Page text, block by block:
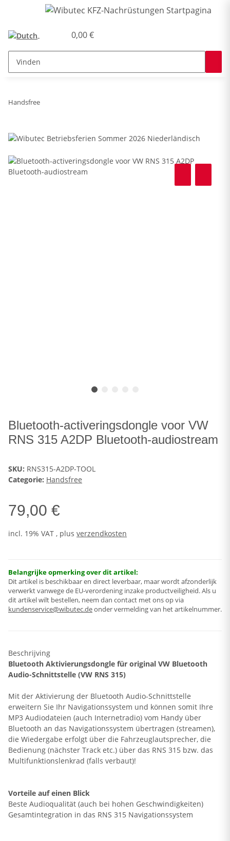
0,00 €
Handsfree
Bluetooth-activeringsdongle voor VW
RNS 315 A2DP Bluetooth-audiostream
SKU: RNS315-A2DP-TOOL
Categorie: Handsfree
79,00 €
incl. 19% VAT , plus verzendkosten
Belangrijke opmerking over dit artikel:
Dit artikel is beschikbaar en direct leverbaar, maar wordt afzonderlijk
verwerkt vanwege de EU-verordening inzake productveiligheid. Als u
dit artikel wilt bestellen, neem dan contact met ons op via
kundenservice@wibutec.deonder vermelding van het artikelnummer.
Beschrijving
Bluetooth Aktivierungsdongle für original VW Bluetooth
Audio-Schnittstelle (VW RNS 315)
Mit der Aktivierung der Bluetooth Audio-Schnittstelle
erweitern Sie Ihr Navigationssystem und können somit Ihre
MP3 Audiodateien (auch Internetradio) vom Handy über
Bluetooth an das Navigationssystem übertragen (streamen),
die Wiedergabe erfolgt über die Fahrzeuglautsprecher, die
Bedienung (nächster Track etc.) über das RNS 315 bzw. das
Multifunktionslenkrad (falls verbaut)!
Vorteile auf einen Blick
Beste Audioqualität (auch bei hohen Geschwindigkeiten)
Gesamtintegration in das RNS 315 Navigationssystem